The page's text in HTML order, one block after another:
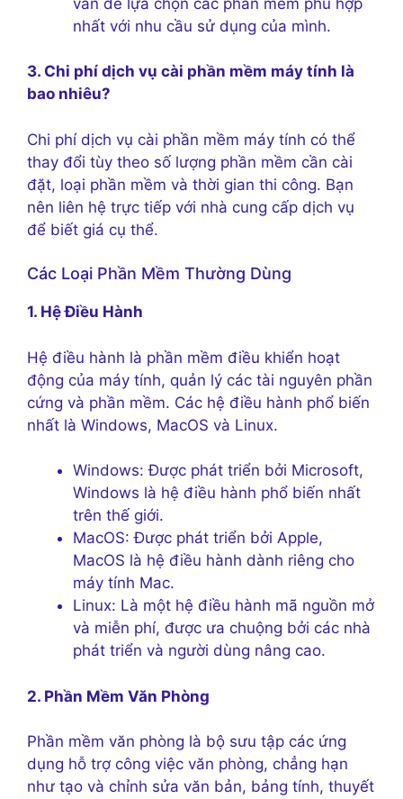
nhất với nhu cầu sử dụng của mình.
3. Chi phí dịch vụ cài phần mềm máy tính là
bao nhiêu?
Chi phí dịch vụ cài phần mềm máy tính có thể
thay đổi tùy theo số lượng phần mềm cần cài
đặt, loại phần mềm và thời gian thi công. Bạn
nên liên hệ trực tiếp với nhà cung cấp dịch vụ
để biết giá cụ thể.
Các Loại Phần Mềm Thường Dùng
1. Hệ Điều Hành
Hệ điều hành là phần mềm điều khiển hoạt
động của máy tính, quản lý các tài nguyên phần
cứng và phần mềm. Các hệ điều hành phổ biến
nhất là Windows, MacOS và Linux.
Windows: Được phát triển bởi Microsoft,
Windows là hệ điều hành phổ biến nhất
trên thế giới.
MacOS: Được phát triển bởi Apple,
MacOS là hệ điều hành dành riêng cho
máy tính Mac.
Linux: Là một hệ điều hành mã nguồn mở
và miễn phí, được ưa chuộng bởi các nhà
phát triển và người dùng nâng cao.
2. Phần Mềm Văn Phòng
Phần mềm văn phòng là bộ sưu tập các ứng
dụng hỗ trợ công việc văn phòng, chẳng hạn
như tạo và chỉnh sửa văn bản, bảng tính, thuyết